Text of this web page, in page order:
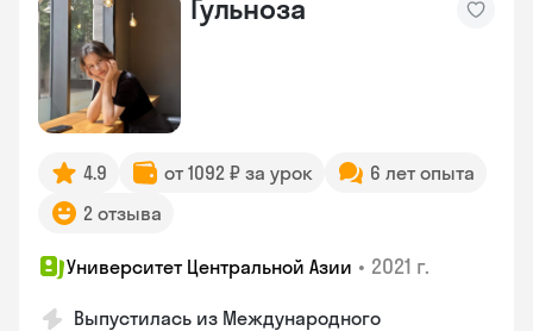
Гульноза
4.9 от 1092 ₽ за урок
6 лет опыта
2 отзыва
Университет Центральной Азии • 2021 г.
Выпустилась из Международного